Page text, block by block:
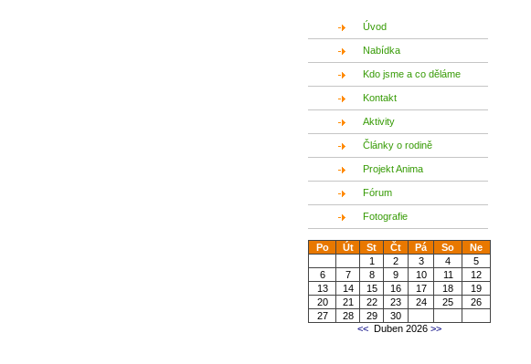
Úvod
Nabídka
Kdo jsme a co děláme
Kontakt
Aktivity
Články o rodině
Projekt Anima
Fórum
Fotografie
Po Út St Čt Pá So
Ne
1
2 3 4
5
6
7 8 9 10 11
12
13
14 15 16 17 18
19
20
21 22 23 24 25
26
27
28 29
30
<< Duben 2026 >>